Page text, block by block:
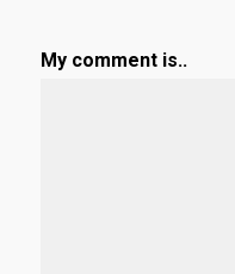
My comment is..